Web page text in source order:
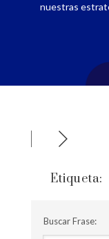
nuestras
Etiqueta:
Buscar Frase: